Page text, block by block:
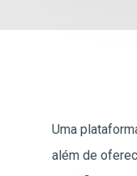
Uma
além de